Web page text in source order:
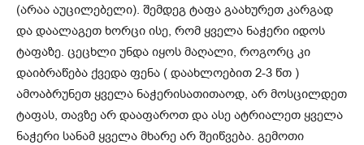
(არაა აუცილებელი). შემდეგ ტაფა გაახურეთ კარგად
და დაალაგეთ ხორცი ისე, რომ ყველა ნაჭერი იდოს
ტაფაზე. ცეცხლი უნდა იყოს მაღალი, როგორც კი
დაიბრაწება ქვედა ფენა ( დაახლოებით 2-3 წთ )
ამოაბრუნეთ ყველა ნაჭერისათითაოდ, არ მოსცილდეთ
ტაფას, თავზე არ დააფაროთ და ასე ატრიალეთ ყველა
ნაჭერი სანამ ყველა მხარე არ შეიწვება. გემოთი